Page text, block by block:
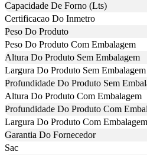
Capacidade De Forno (Lts)
Certificacao Do Inmetro
Peso Do Produto
Peso Do Produto Com Embalagem
Altura Do Produto Sem Embalagem
Largura Do Produto Sem Embalagem
Profundidade Do Produto Sem
Altura Do Produto Com Embalagem
Profundidade Do Produto Com
Largura Do Produto Com Embalagem
Garantia Do Fornecedor
Sac